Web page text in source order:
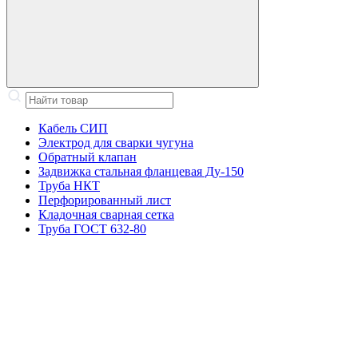
Кабель СИП
Электрод для сварки чугуна
Обратный клапан
Задвижка стальная фланцевая Ду-150
Труба НКТ
Перфорированный лист
Кладочная сварная сетка
Труба ГОСТ 632-80